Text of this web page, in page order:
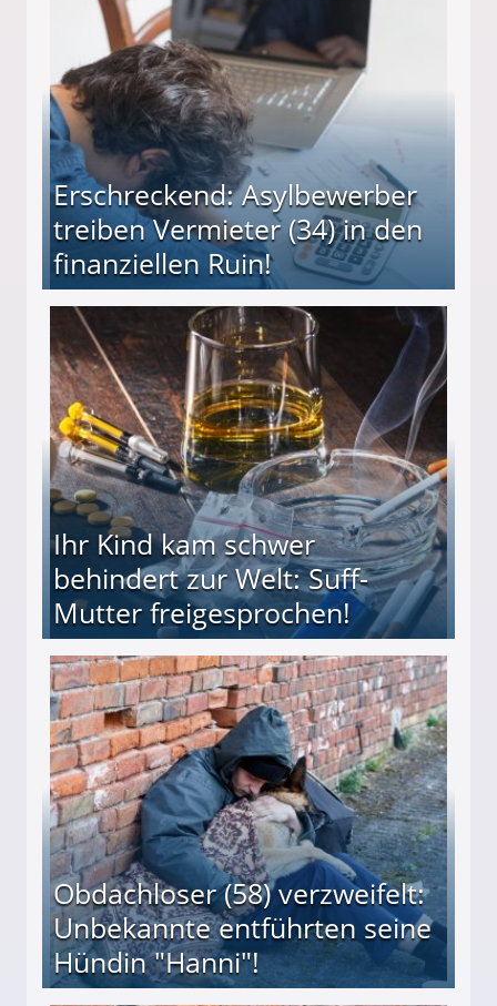
Erschreckend: Asylbewerber
treiben Vermieter (34) in den
finanziellen Ruin!
(34) in den finanziellen Ruin!
Ihr Kind kam schwer
behindert zur Welt: Suff-
Mutter freigesprochen!
Mutter freigesprochen!
Obdachloser (58) verzweifelt:
Unbekannte entführten seine
Hündin "Hanni"!